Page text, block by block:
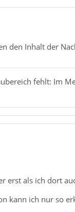
den Inhalt der
fehlt: Im
erst als ich dort
kann ich nur so